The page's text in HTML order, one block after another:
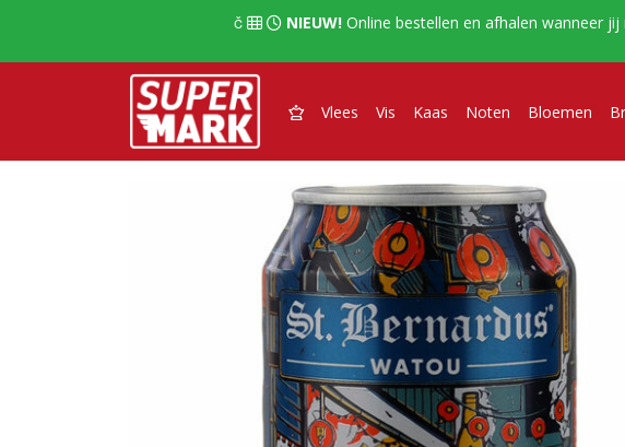
   NIEUW! Online bestellen en afhalen wanneer
 Vlees Vis Kaas Noten Bloemen